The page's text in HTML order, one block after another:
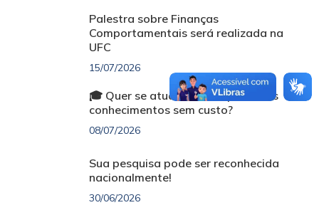
Palestra sobre Finanças
Comportamentais será realizada na
UFC
15/07/2026
🎓 Quer se atualizar e ampliar seus
conhecimentos sem custo?
08/07/2026
Sua pesquisa pode ser reconhecida
nacionalmente!
30/06/2026